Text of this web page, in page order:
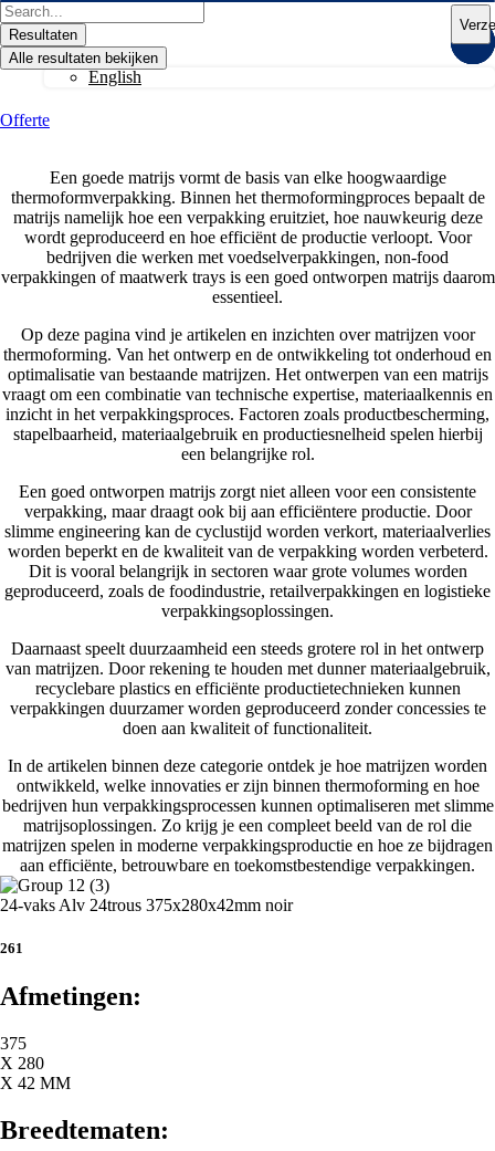
Ga
naar
de
inhoud
Search
...Resultaten
Alle resultaten bekijken
English
Offerte
Een goede matrijs vormt de basis van elke hoogwaardige
thermoformverpakking. Binnen het thermoformingproces bepaalt de
matrijs namelijk hoe een verpakking eruitziet, hoe nauwkeurig deze
wordt geproduceerd en hoe efficiënt de productie verloopt. Voor
bedrijven die werken met voedselverpakkingen, non-food
verpakkingen of maatwerk trays is een goed ontworpen matrijs daarom
essentieel.
Op deze pagina vind je artikelen en inzichten over matrijzen voor
thermoforming. Van het ontwerp en de ontwikkeling tot onderhoud en
optimalisatie van bestaande matrijzen. Het ontwerpen van een matrijs
vraagt om een combinatie van technische expertise, materiaalkennis en
inzicht in het verpakkingsproces. Factoren zoals productbescherming,
stapelbaarheid, materiaalgebruik en productiesnelheid spelen hierbij
een belangrijke rol.
Een goed ontworpen matrijs zorgt niet alleen voor een consistente
verpakking, maar draagt ook bij aan efficiëntere productie. Door
slimme engineering kan de cyclustijd worden verkort, materiaalverlies
worden beperkt en de kwaliteit van de verpakking worden verbeterd.
Dit is vooral belangrijk in sectoren waar grote volumes worden
geproduceerd, zoals de foodindustrie, retailverpakkingen en logistieke
verpakkingsoplossingen.
Daarnaast speelt duurzaamheid een steeds grotere rol in het ontwerp
van matrijzen. Door rekening te houden met dunner materiaalgebruik,
recyclebare plastics en efficiënte productietechnieken kunnen
verpakkingen duurzamer worden geproduceerd zonder concessies te
doen aan kwaliteit of functionaliteit.
In de artikelen binnen deze categorie ontdek je hoe matrijzen worden
ontwikkeld, welke innovaties er zijn binnen thermoforming en hoe
bedrijven hun verpakkingsprocessen kunnen optimaliseren met slimme
matrijsoplossingen. Zo krijg je een compleet beeld van de rol die
matrijzen spelen in moderne verpakkingsproductie en hoe ze bijdragen
aan efficiënte, betrouwbare en toekomstbestendige verpakkingen.
24-vaks Alv 24trous 375x280x42mm noir
261
Afmetingen:
375
X 280
X 42 MM
Breedtematen: